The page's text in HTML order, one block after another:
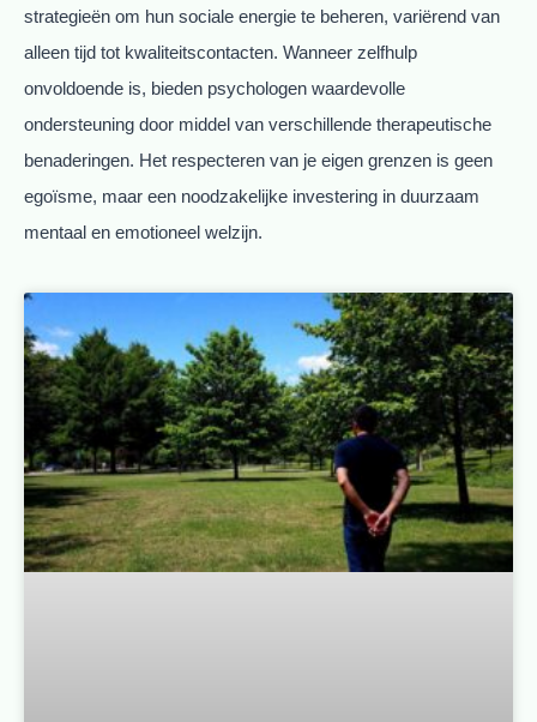
strategieën om hun sociale energie te beheren, variërend van
alleen tijd tot kwaliteitscontacten. Wanneer zelfhulp
onvoldoende is, bieden psychologen waardevolle
ondersteuning door middel van verschillende therapeutische
benaderingen. Het respecteren van je eigen grenzen is geen
egoïsme, maar een noodzakelijke investering in duurzaam
mentaal en emotioneel welzijn.